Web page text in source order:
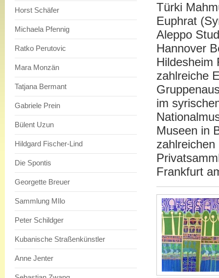
Horst Schäfer
Michaela Pfennig
Ratko Perutovic
Mara Monzän
Tatjana Bermant
Gabriele Prein
Bülent Uzun
Hildgard Fischer-Lind
Die Spontis
Georgette Breuer
Sammlung MIlo
Peter Schildger
Kubanische Straßenkünstler
Anne Jenter
Türki
Euphrat
Aleppo
Hannover
Hildesheim
zahlreiche
im
Museen in
Frankfurt